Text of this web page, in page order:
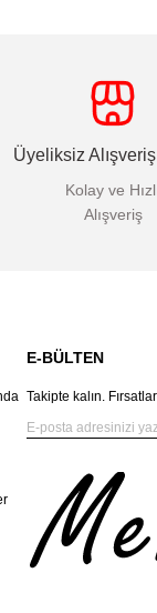
Üyeliksiz Alışveriş
Kolay ve
Alışveriş
E-BÜLTEN
Takipte kalın.